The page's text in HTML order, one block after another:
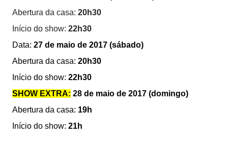
Abertura da casa: 20h30
Início do show: 22h30
Data: 27 de maio de 2017 (sábado)
Abertura da casa: 20h30
Início do show: 22h30
SHOW EXTRA: 28 de maio de 2017 (domingo)
Abertura da casa: 19h
Início do show: 21h